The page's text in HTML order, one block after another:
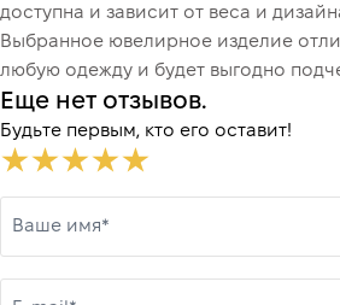
доступна и зависит от веса и
Выбранное ювелирное изделие
любую одежду и будет выгодно
Еще нет отзывов.
Будьте первым, кто его оставит!
Ваше имя*